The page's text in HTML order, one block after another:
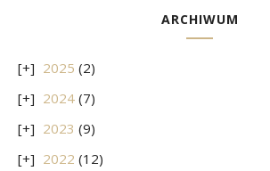
ARCHIWUM
2025 (2)
2024 (7)
2023 (9)
2022 (12)